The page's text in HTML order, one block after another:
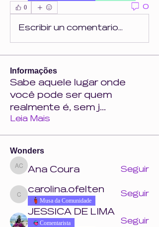
0
0
Escribir un comentario...
Informações
Sabe aquele lugar onde
você pode ser quem
realmente é, sem j...
Leia Mais
Wonders
Ana Coura
Ana Coura Seguir
carolina.ofelten
carolina.ofelten
Musa da Comunidade
Seguir
JESSICA DE LIMA
Comentarista
Seguir